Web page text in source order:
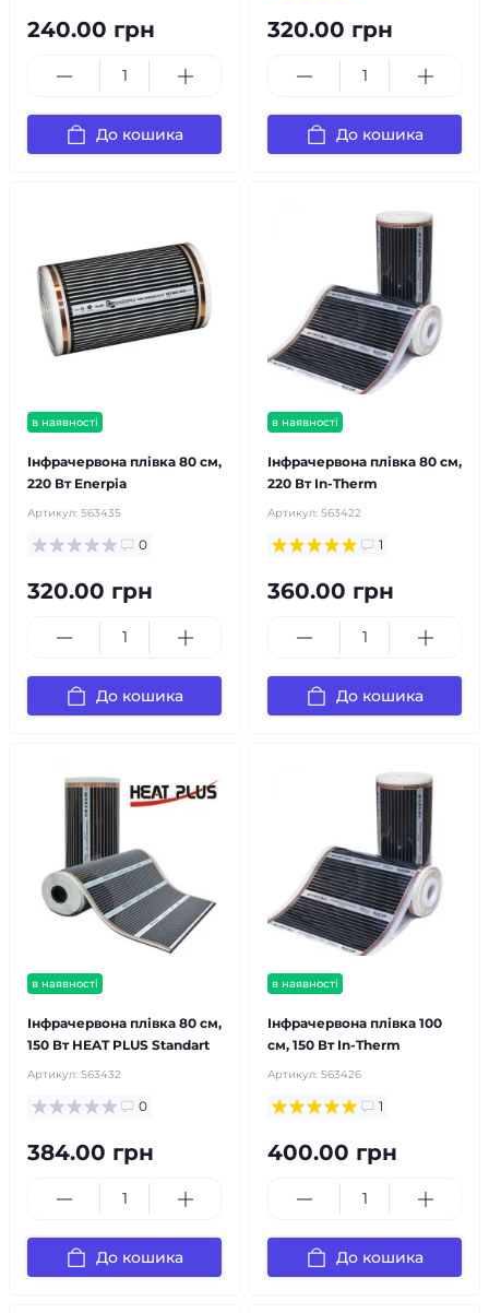
240.00 грн
До кошика
320.00 грн
До кошика
в наявності
Інфрачервона плівка 80 см,
220 Вт Enerpia
Артикул: 563435
0
320.00 грн
До кошика
в наявності
Інфрачервона плівка 80 см,
220 Вт In-Therm
Артикул: 563422
1
360.00 грн
До кошика
в наявності
Інфрачервона плівка 80 см,
150 Вт HEAT PLUS Standart
Артикул: 563432
0
384.00 грн
До кошика
в наявності
Інфрачервона плівка 100
см, 150 Вт In-Therm
Артикул: 563426
1
400.00 грн
До кошика